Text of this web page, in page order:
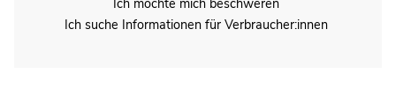
Ich suche Informationen für Verbraucher:innen